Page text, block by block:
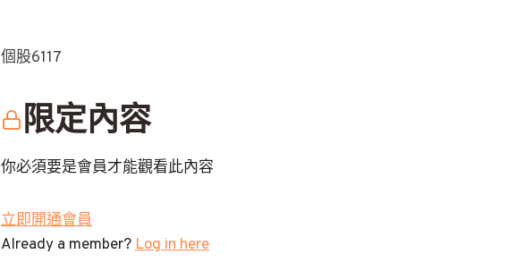
個股6117
限定內容
你必須要是會員才能觀看此內容
立即開通會員
Already a member?Log in here